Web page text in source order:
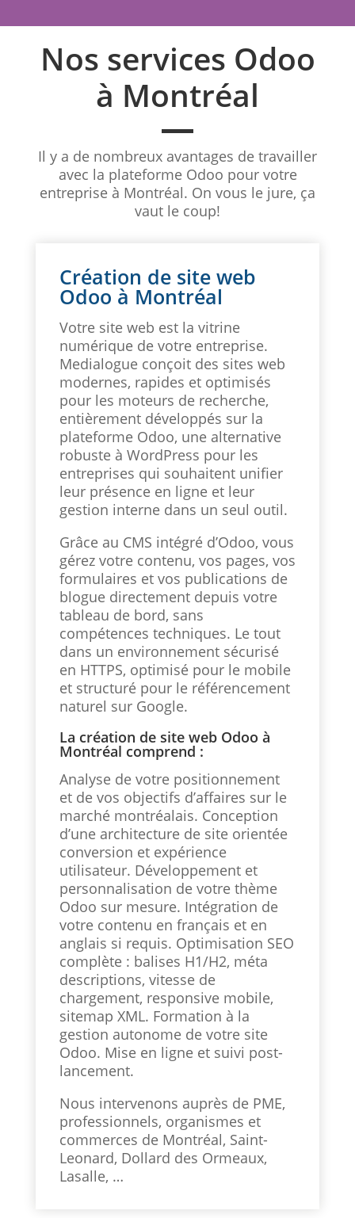
Nos services Odoo
à Montréal
Il y a de nombreux avantages de travailler
avec la plateforme Odoo pour votre
entreprise à Montréal. On vous le jure, ça
vaut le coup!
Création de site web
Odoo à Montréal
Votre site web est la vitrine
numérique de votre entreprise.
Medialogue conçoit des sites web
modernes, rapides et optimisés
pour les moteurs de recherche,
entièrement développés sur la
plateforme Odoo, une alternative
robuste à WordPress pour les
entreprises qui souhaitent unifier
leur présence en ligne et leur
gestion interne dans un seul outil.
Grâce au CMS intégré d’Odoo, vous
gérez votre contenu, vos pages, vos
formulaires et vos publications de
blogue directement depuis votre
tableau de bord, sans
compétences techniques. Le tout
dans un environnement sécurisé
en HTTPS, optimisé pour le mobile
et structuré pour le référencement
naturel sur Google.
La création de site web Odoo à
Montréal comprend :
Analyse de votre positionnement
et de vos objectifs d’affaires sur le
marché montréalais. Conception
d’une architecture de site orientée
conversion et expérience
utilisateur. Développement et
personnalisation de votre thème
Odoo sur mesure. Intégration de
votre contenu en français et en
anglais si requis. Optimisation SEO
complète : balises H1/H2, méta
descriptions, vitesse de
chargement, responsive mobile,
sitemap XML. Formation à la
gestion autonome de votre site
Odoo. Mise en ligne et suivi post-
lancement.
Nous intervenons auprès de PME,
professionnels, organismes et
commerces de Montréal, Saint-
Leonard, Dollard des Ormeaux,
Lasalle, …